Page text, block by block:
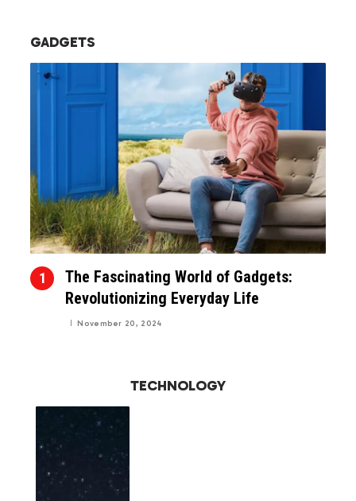
GADGETS
The Fascinating World of Gadgets:
Revolutionizing Everyday Life
November 20, 2024
TECHNOLOGY